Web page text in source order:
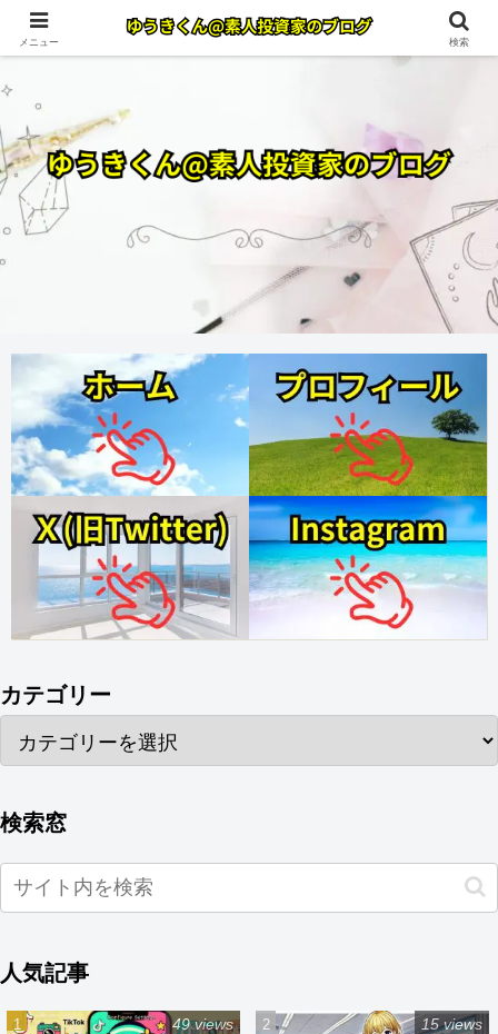
カテゴリー
検索窓
人気記事
49 views 15 views
メニュー 検索